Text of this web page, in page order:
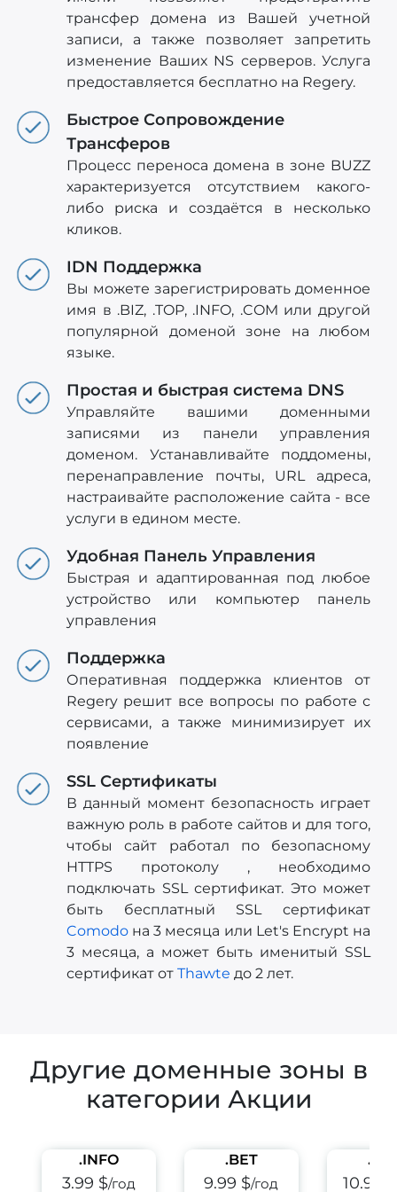
трансфер домена из Вашей учетной
записи, а также позволяет запретить
изменение Ваших NS серверов. Услуга
предоставляется бесплатно на Regery.
Быстрое Сопровождение
Трансферов
Процесс переноса домена в зоне BUZZ
характеризуется отсутствием какого-
либо риска и создаётся в несколько
кликов.
IDN Поддержка
Вы можете зарегистрировать доменное
имя в .BIZ, .TOP, .INFO, .COM или другой
популярной доменой зоне на любом
языке.
Простая и быстрая система DNS
Управляйте вашими доменными
записями из панели управления
доменом. Устанавливайте поддомены,
перенаправление почты, URL адреса,
настраивайте расположение сайта - все
услуги в едином месте.
Удобная Панель Управления
Быстрая и адаптированная под любое
устройство или компьютер панель
управления
Поддержка
Оперативная поддержка клиентов от
Regery решит все вопросы по работе с
сервисами, а также минимизирует их
появление
SSL Сертификаты
В данный момент безопасность играет
важную роль в работе сайтов и для того,
чтобы сайт работал по безопасному
HTTPS протоколу , необходимо
подключать SSL сертификат. Это может
быть бесплатный SSL сертификат
Comodo на 3 месяца или Let's Encrypt на
3 месяца, а может быть именитый SSL
сертификат от Thawte до 2 лет.
Другие доменные зоны в
категории Акции
.INFO
3.99 $/год
.BET
9.99 $/год 10.99 $